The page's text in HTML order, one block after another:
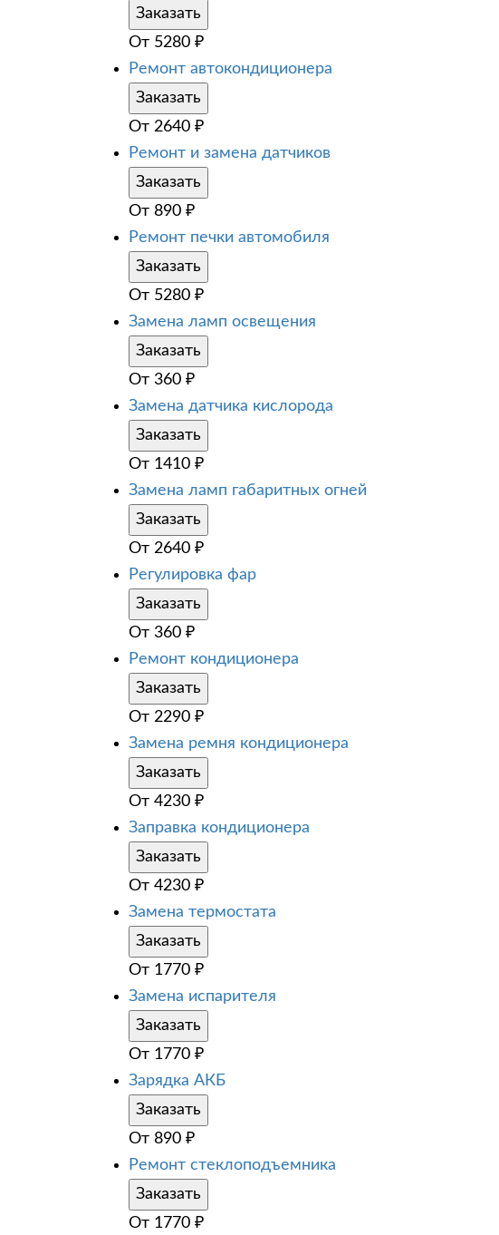
Заказать
От 5280 ₽
Ремонт автокондиционера
Заказать
От 2640 ₽
Ремонт и замена датчиков
Заказать
От 890 ₽
Ремонт печки автомобиля
Заказать
От 5280 ₽
Замена ламп освещения
Заказать
От 360 ₽
Замена датчика кислорода
Заказать
От 1410 ₽
Замена ламп габаритных огней
Заказать
От 2640 ₽
Регулировка фар
Заказать
От 360 ₽
Ремонт кондиционера
Заказать
От 2290 ₽
Замена ремня кондиционера
Заказать
От 4230 ₽
Заправка кондиционера
Заказать
От 4230 ₽
Замена термостата
Заказать
От 1770 ₽
Замена испарителя
Заказать
От 1770 ₽
Зарядка АКБ
Заказать
От 890 ₽
Ремонт стеклоподъемника
Заказать
От 1770 ₽